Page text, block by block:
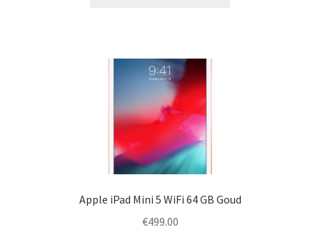
Apple iPad Mini 5 WiFi 64 GB Goud
€499.00